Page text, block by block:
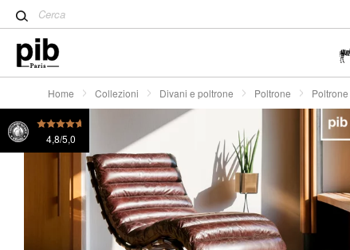
Wabi-Sabi: l'arte di trovare
Home Collezioni Divani e poltrone Poltrone
4,8/5,0